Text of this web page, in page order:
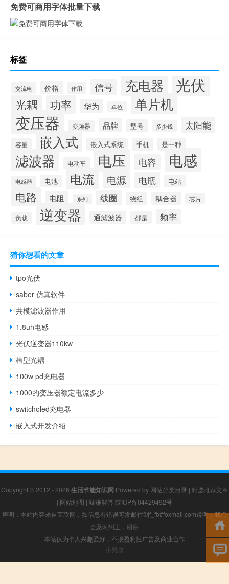
免费可商用字体批量下载
标签
交流电 价格 作用 信号 充电器 光伏
光耦 功率 华为 单位 单片机
变压器 变频器 品牌 型号 多少钱 太阳能
容量 嵌入式 嵌入式系统 手机 是一种
滤波器 电动车 电压 电容 电感
电感器 电池 电流 电源 电瓶 电站
电路 电阻 系列 线圈 绕组 耦合器 芯片
负载 逆变器 通滤波器 都是 频率
猜你想看的文章
tpo光伏
saber 仿真软件
共模滤波器作用
1.8uh电感
光伏逆变器110kw
槽型光耦
100w pd充电器
1000的变压器额定电流多少
switcholed充电器
嵌入式开发介绍
Copyright © 2012 - 2026 生活节能知识网 Powered by 网站分类目录 | 精选推荐文章
| 网站地图 | 疑难解答 陕ICP备04429492号
声明：本站内容来自互联网，如信息有错误可发邮件到f_fb#foxmail.com说明，我们
会及时纠正，谢谢
本站仅为个人兴趣爱好，不接盈利性广告及商业合作
小男孩